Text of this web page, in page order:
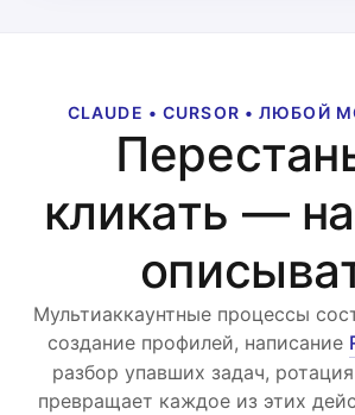
CLAUDE • CURSOR • ЛЮБОЙ
кликать —
Мультиаккаунтные процессы
создание профилей, написание
разбор упавших задач,
превращает каждое из этих